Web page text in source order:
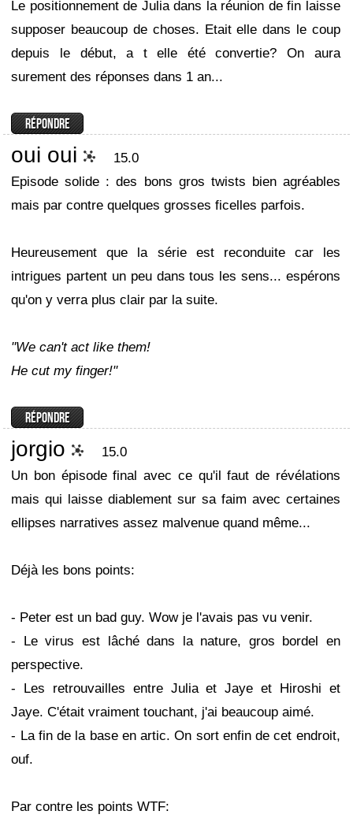
Le positionnement de Julia dans la réunion de fin laisse
supposer beaucoup de choses. Etait elle dans le coup
depuis le début, a t elle été convertie? On aura
surement des réponses dans 1 an...
oui oui
15.0
Episode solide : des bons gros twists bien agréables
mais par contre quelques grosses ficelles parfois.
Heureusement que la série est reconduite car les
intrigues partent un peu dans tous les sens... espérons
qu'on y verra plus clair par la suite.
"We can't act like them!
He cut my finger!"
jorgio
15.0
Un bon épisode final avec ce qu'il faut de révélations
mais qui laisse diablement sur sa faim avec certaines
ellipses narratives assez malvenue quand même...
Déjà les bons points:
- Peter est un bad guy. Wow je l'avais pas vu venir.
- Le virus est lâché dans la nature, gros bordel en
perspective.
- Les retrouvailles entre Julia et Jaye et Hiroshi et
Jaye. C'était vraiment touchant, j'ai beaucoup aimé.
- La fin de la base en artic. On sort enfin de cet endroit,
ouf.
Par contre les points WTF: